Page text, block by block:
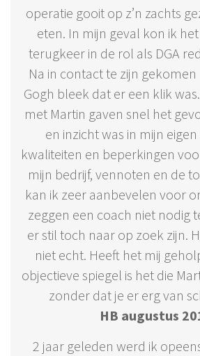
operatie gooit op z’n zachts
eten. In mijn geval kon ik
terugkeer in de rol als DGA
Na in contact te zijn
Gogh bleek dat er een klik
met Martin gaven snel het
en inzicht was in mijn eigen
kwaliteiten en beperkingen
mijn bedrijf, vennoten en de
kan ik zeer aanbevelen voor
zeggen een coach niet nodig
er stil toch naar op zoek zijn.
niet echt. Heeft het mij
objectieve spiegel is het die
zonder dat je er erg van
HB augustus
2 jaar geleden werd ik